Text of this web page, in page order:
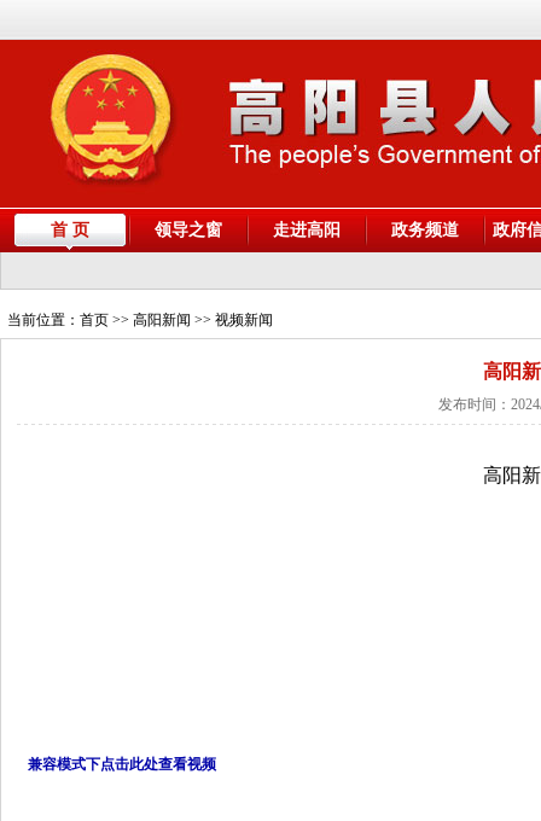
首 页 领导之窗 走进高阳 政务频道 政府
当前位置： 首页 >> 高阳新闻 >> 视频新闻
高阳
发布时间：
高阳
兼容模式下点击此处查看视频